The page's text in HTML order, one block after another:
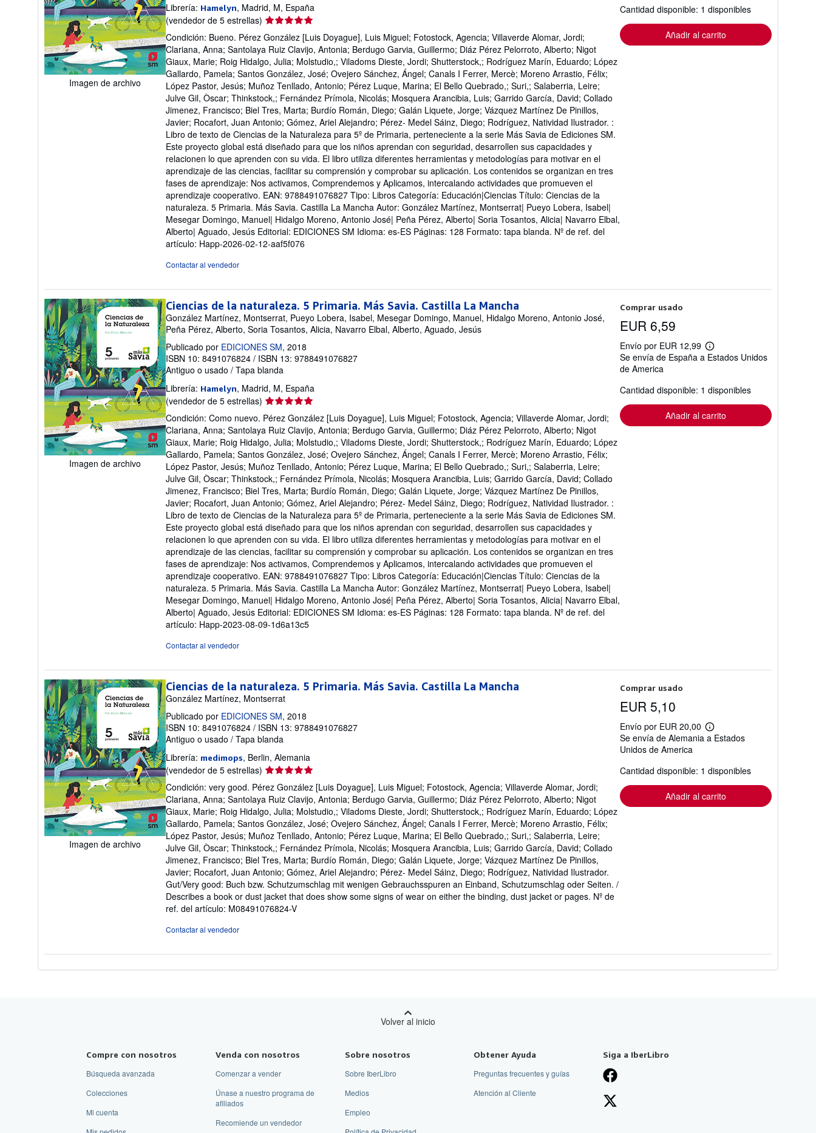
Imagen de archivo
Librería: Hamelyn, Madrid, M, España
(vendedor de 5 estrellas) Calificación
del
vendedor:
5
de
5
estrellas
Condición: Bueno. Pérez González [Luis Doyague], Luis Miguel; Fotostock, Agencia; Villaverde Alomar, Jordi;
Clariana, Anna; Santolaya Ruiz Clavijo, Antonia; Berdugo Garvia, Guillermo; Diáz Pérez Pelorroto, Alberto; Nigot
Giaux, Marie; Roig Hidalgo, Julia; Molstudio,; Viladoms Dieste, Jordi; Shutterstock,; Rodríguez Marín, Eduardo; López
Gallardo, Pamela; Santos González, José; Ovejero Sánchez, Ángel; Canals I Ferrer, Mercè; Moreno Arrastio, Félix;
López Pastor, Jesús; Muñoz Tenllado, Antonio; Pérez Luque, Marina; El Bello Quebrado,; Suri,; Salaberria, Leire;
Julve Gil, Òscar; Thinkstock,; Fernández Prímola, Nicolás; Mosquera Arancibia, Luis; Garrido García, David; Collado
Jimenez, Francisco; Biel Tres, Marta; Burdío Román, Diego; Galán Liquete, Jorge; Vázquez Martínez De Pinillos,
Javier; Rocafort, Juan Antonio; Gómez, Ariel Alejandro; Pérez- Medel Sáinz, Diego; Rodríguez, Natividad Ilustrador. :
Libro de texto de Ciencias de la Naturaleza para 5º de Primaria, perteneciente a la serie Más Savia de Ediciones SM.
Este proyecto global está diseñado para que los niños aprendan con seguridad, desarrollen sus capacidades y
relacionen lo que aprenden con su vida. El libro utiliza diferentes herramientas y metodologías para motivar en el
aprendizaje de las ciencias, facilitar su comprensión y comprobar su aplicación. Los contenidos se organizan en tres
fases de aprendizaje: Nos activamos, Comprendemos y Aplicamos, intercalando actividades que promueven el
aprendizaje cooperativo. EAN: 9788491076827 Tipo: Libros Categoría: Educación|Ciencias Título: Ciencias de la
naturaleza. 5 Primaria. Más Savia. Castilla La Mancha Autor: González Martínez, Montserrat| Pueyo Lobera, Isabel|
Mesegar Domingo, Manuel| Hidalgo Moreno, Antonio José| Peña Pérez, Alberto| Soria Tosantos, Alicia| Navarro Elbal,
Alberto| Aguado, Jesús Editorial: EDICIONES SM Idioma: es-ES Páginas: 128 Formato: tapa blanda. Nº de ref. del
artículo: Happ-2026-02-12-aaf5f076
Contactar al vendedor
tarifas
de
envío
Cantidad disponible: 1 disponibles
Añadir al carrito
Imagen de archivo
Ciencias de la naturaleza. 5 Primaria. Más Savia. Castilla La Mancha
González Martínez, Montserrat, Pueyo Lobera, Isabel, Mesegar Domingo, Manuel, Hidalgo Moreno, Antonio José,
Peña Pérez, Alberto, Soria Tosantos, Alicia, Navarro Elbal, Alberto, Aguado, Jesús
Publicado por EDICIONES SM, 2018
ISBN 10: 8491076824 / ISBN 13: 9788491076827
Antiguo o usado / Tapa blanda
Librería: Hamelyn, Madrid, M, España
(vendedor de 5 estrellas) Calificación
del
vendedor:
5
de
5
estrellas
Condición: Como nuevo. Pérez González [Luis Doyague], Luis Miguel; Fotostock, Agencia; Villaverde Alomar, Jordi;
Clariana, Anna; Santolaya Ruiz Clavijo, Antonia; Berdugo Garvia, Guillermo; Diáz Pérez Pelorroto, Alberto; Nigot
Giaux, Marie; Roig Hidalgo, Julia; Molstudio,; Viladoms Dieste, Jordi; Shutterstock,; Rodríguez Marín, Eduardo; López
Gallardo, Pamela; Santos González, José; Ovejero Sánchez, Ángel; Canals I Ferrer, Mercè; Moreno Arrastio, Félix;
López Pastor, Jesús; Muñoz Tenllado, Antonio; Pérez Luque, Marina; El Bello Quebrado,; Suri,; Salaberria, Leire;
Julve Gil, Òscar; Thinkstock,; Fernández Prímola, Nicolás; Mosquera Arancibia, Luis; Garrido García, David; Collado
Jimenez, Francisco; Biel Tres, Marta; Burdío Román, Diego; Galán Liquete, Jorge; Vázquez Martínez De Pinillos,
Javier; Rocafort, Juan Antonio; Gómez, Ariel Alejandro; Pérez- Medel Sáinz, Diego; Rodríguez, Natividad Ilustrador. :
Libro de texto de Ciencias de la Naturaleza para 5º de Primaria, perteneciente a la serie Más Savia de Ediciones SM.
Este proyecto global está diseñado para que los niños aprendan con seguridad, desarrollen sus capacidades y
relacionen lo que aprenden con su vida. El libro utiliza diferentes herramientas y metodologías para motivar en el
aprendizaje de las ciencias, facilitar su comprensión y comprobar su aplicación. Los contenidos se organizan en tres
fases de aprendizaje: Nos activamos, Comprendemos y Aplicamos, intercalando actividades que promueven el
aprendizaje cooperativo. EAN: 9788491076827 Tipo: Libros Categoría: Educación|Ciencias Título: Ciencias de la
naturaleza. 5 Primaria. Más Savia. Castilla La Mancha Autor: González Martínez, Montserrat| Pueyo Lobera, Isabel|
Mesegar Domingo, Manuel| Hidalgo Moreno, Antonio José| Peña Pérez, Alberto| Soria Tosantos, Alicia| Navarro Elbal,
Alberto| Aguado, Jesús Editorial: EDICIONES SM Idioma: es-ES Páginas: 128 Formato: tapa blanda. Nº de ref. del
artículo: Happ-2023-08-09-1d6a13c5
Contactar al vendedor
Comprar usado
EUR 6,59
Envío por EUR 12,99
Más
información
tarifas
de
envío
Se envía de España a Estados Unidos
de America
Cantidad disponible: 1 disponibles
Añadir al carrito
Imagen de archivo
Ciencias de la naturaleza. 5 Primaria. Más Savia. Castilla La Mancha
González Martínez, Montserrat
Publicado por EDICIONES SM, 2018
ISBN 10: 8491076824 / ISBN 13: 9788491076827
Antiguo o usado / Tapa blanda
Librería: medimops, Berlin, Alemania
(vendedor de 5 estrellas) Calificación
vendedor:
5
de
5
estrellas
Condición: very good. Pérez González [Luis Doyague], Luis Miguel; Fotostock, Agencia; Villaverde Alomar, Jordi;
Clariana, Anna; Santolaya Ruiz Clavijo, Antonia; Berdugo Garvia, Guillermo; Diáz Pérez Pelorroto, Alberto; Nigot
Giaux, Marie; Roig Hidalgo, Julia; Molstudio,; Viladoms Dieste, Jordi; Shutterstock,; Rodríguez Marín, Eduardo; López
Gallardo, Pamela; Santos González, José; Ovejero Sánchez, Ángel; Canals I Ferrer, Mercè; Moreno Arrastio, Félix;
López Pastor, Jesús; Muñoz Tenllado, Antonio; Pérez Luque, Marina; El Bello Quebrado,; Suri,; Salaberria, Leire;
Julve Gil, Òscar; Thinkstock,; Fernández Prímola, Nicolás; Mosquera Arancibia, Luis; Garrido García, David; Collado
Jimenez, Francisco; Biel Tres, Marta; Burdío Román, Diego; Galán Liquete, Jorge; Vázquez Martínez De Pinillos,
Javier; Rocafort, Juan Antonio; Gómez, Ariel Alejandro; Pérez- Medel Sáinz, Diego; Rodríguez, Natividad Ilustrador.
Gut/Very good: Buch bzw. Schutzumschlag mit wenigen Gebrauchsspuren an Einband, Schutzumschlag oder Seiten. /
Describes a book or dust jacket that does show some signs of wear on either the binding, dust jacket or pages. Nº de
ref. del artículo: M08491076824-V
Contactar al vendedor
Comprar usado
EUR 5,10
Envío por EUR 20,00
Más
información
tarifas
de
envío
Se envía de Alemania a Estados
Unidos de America
Cantidad disponible: 1 disponibles
Añadir al carrito
Volver al inicio
Compre con nosotros
Búsqueda avanzada
Colecciones
Mi cuenta
Venda con nosotros
Comenzar a vender
Únase a nuestro programa de
afiliados
Recomiende un vendedor
Sobre nosotros
Sobre IberLibro
Medios
Empleo
Obtener Ayuda
Preguntas frecuentes y guías
Atención al Cliente
Siga a IberLibro